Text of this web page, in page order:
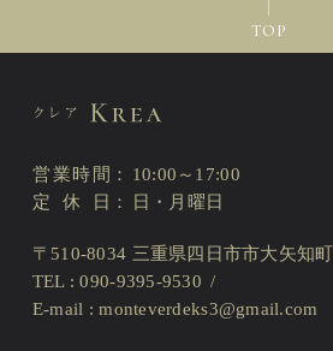
TOP
営業時間
10:00～17:00
定休日
日・月曜日
〒510-8034 三重県四日市市大矢知町
TEL : 090-9395-9530
E-mail :monteverdeks3@gmail.com